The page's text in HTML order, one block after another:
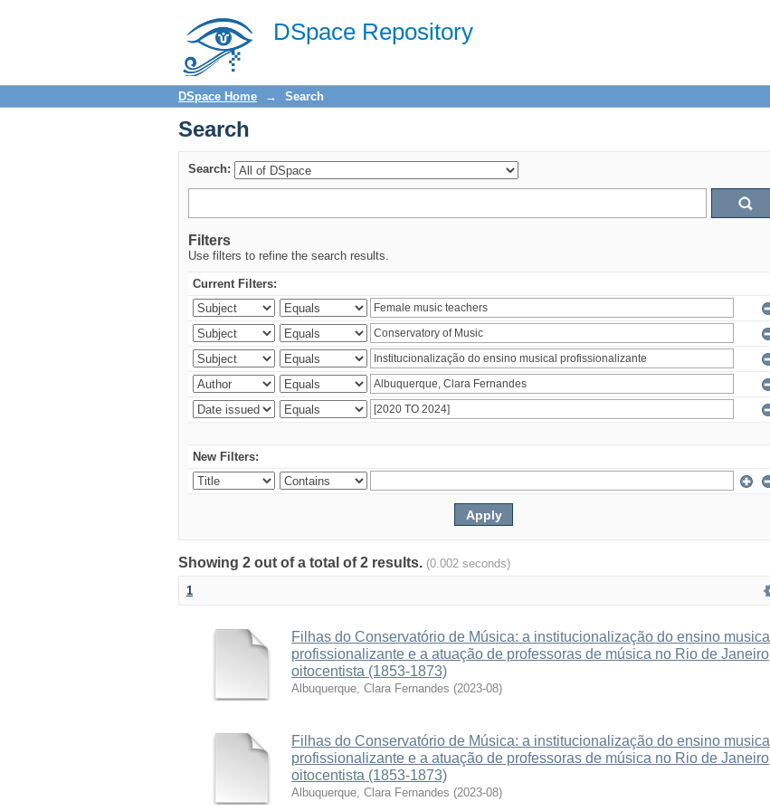
DSpace Repository
Search
DSpace Home → Search
Search
Search:
Filters
Use filters to refine the search results.
Current Filters:
New Filters:
Showing 2 out of a total of 2 results. (0.002 seconds)
1
Filhas do Conservatório de Música: a institucionalização do ensino musical
profissionalizante e a atuação de professoras de música no Rio de Janeiro
oitocentista (1853-1873)
Albuquerque, Clara Fernandes (2023-08)
Filhas do Conservatório de Música: a institucionalização do ensino musical
profissionalizante e a atuação de professoras de música no Rio de Janeiro
oitocentista (1853-1873)
Albuquerque, Clara Fernandes (2023-08)